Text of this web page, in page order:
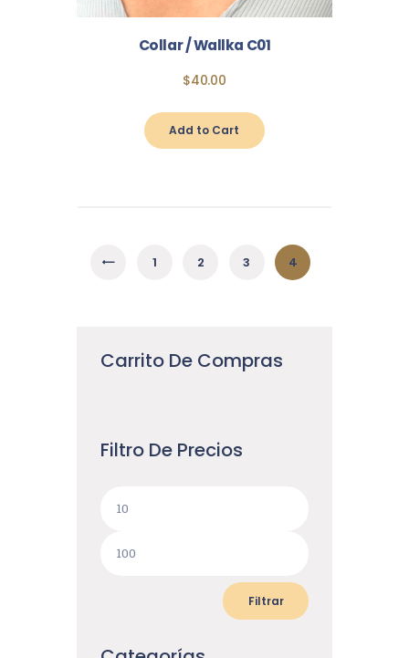
Collar / Wallka C01
$40.00
Add to Cart
1 2 3 4
Carrito De Compras
Filtro De Precios
Filtrar